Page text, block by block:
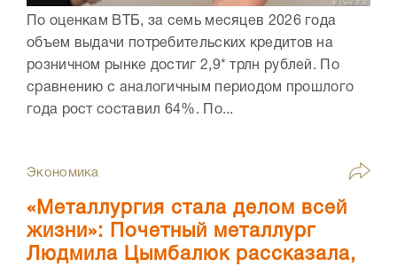
По оценкам ВТБ, за семь месяцев 2026 года
объем выдачи потребительских кредитов на
розничном рынке достиг 2,9* трлн рублей. По
сравнению с аналогичным периодом прошлого
года рост составил 64%. По...
Экономика
«Металлургия стала делом всей
жизни»: Почетный металлург
Людмила Цымбалюк рассказала,